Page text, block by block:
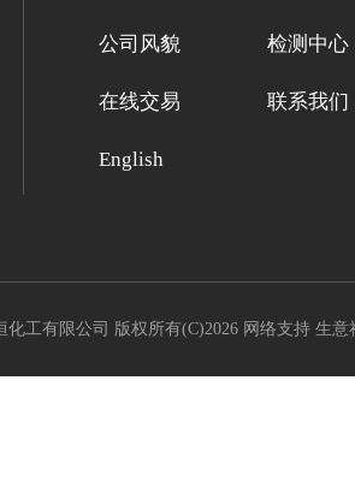
公司风貌 检测中心
在线交易 联系我们
English
化工有限公司 版权所有(C)2026 网络支持 生意